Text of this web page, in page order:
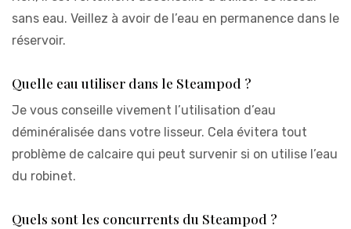
sans eau. Veillez à avoir de l’eau en permanence dans le
réservoir.
Quelle eau utiliser dans le Steampod ?
Je vous conseille vivement l’utilisation d’eau
déminéralisée dans votre lisseur. Cela évitera tout
problème de calcaire qui peut survenir si on utilise l’eau
du robinet.
Quels sont les concurrents du Steampod ?